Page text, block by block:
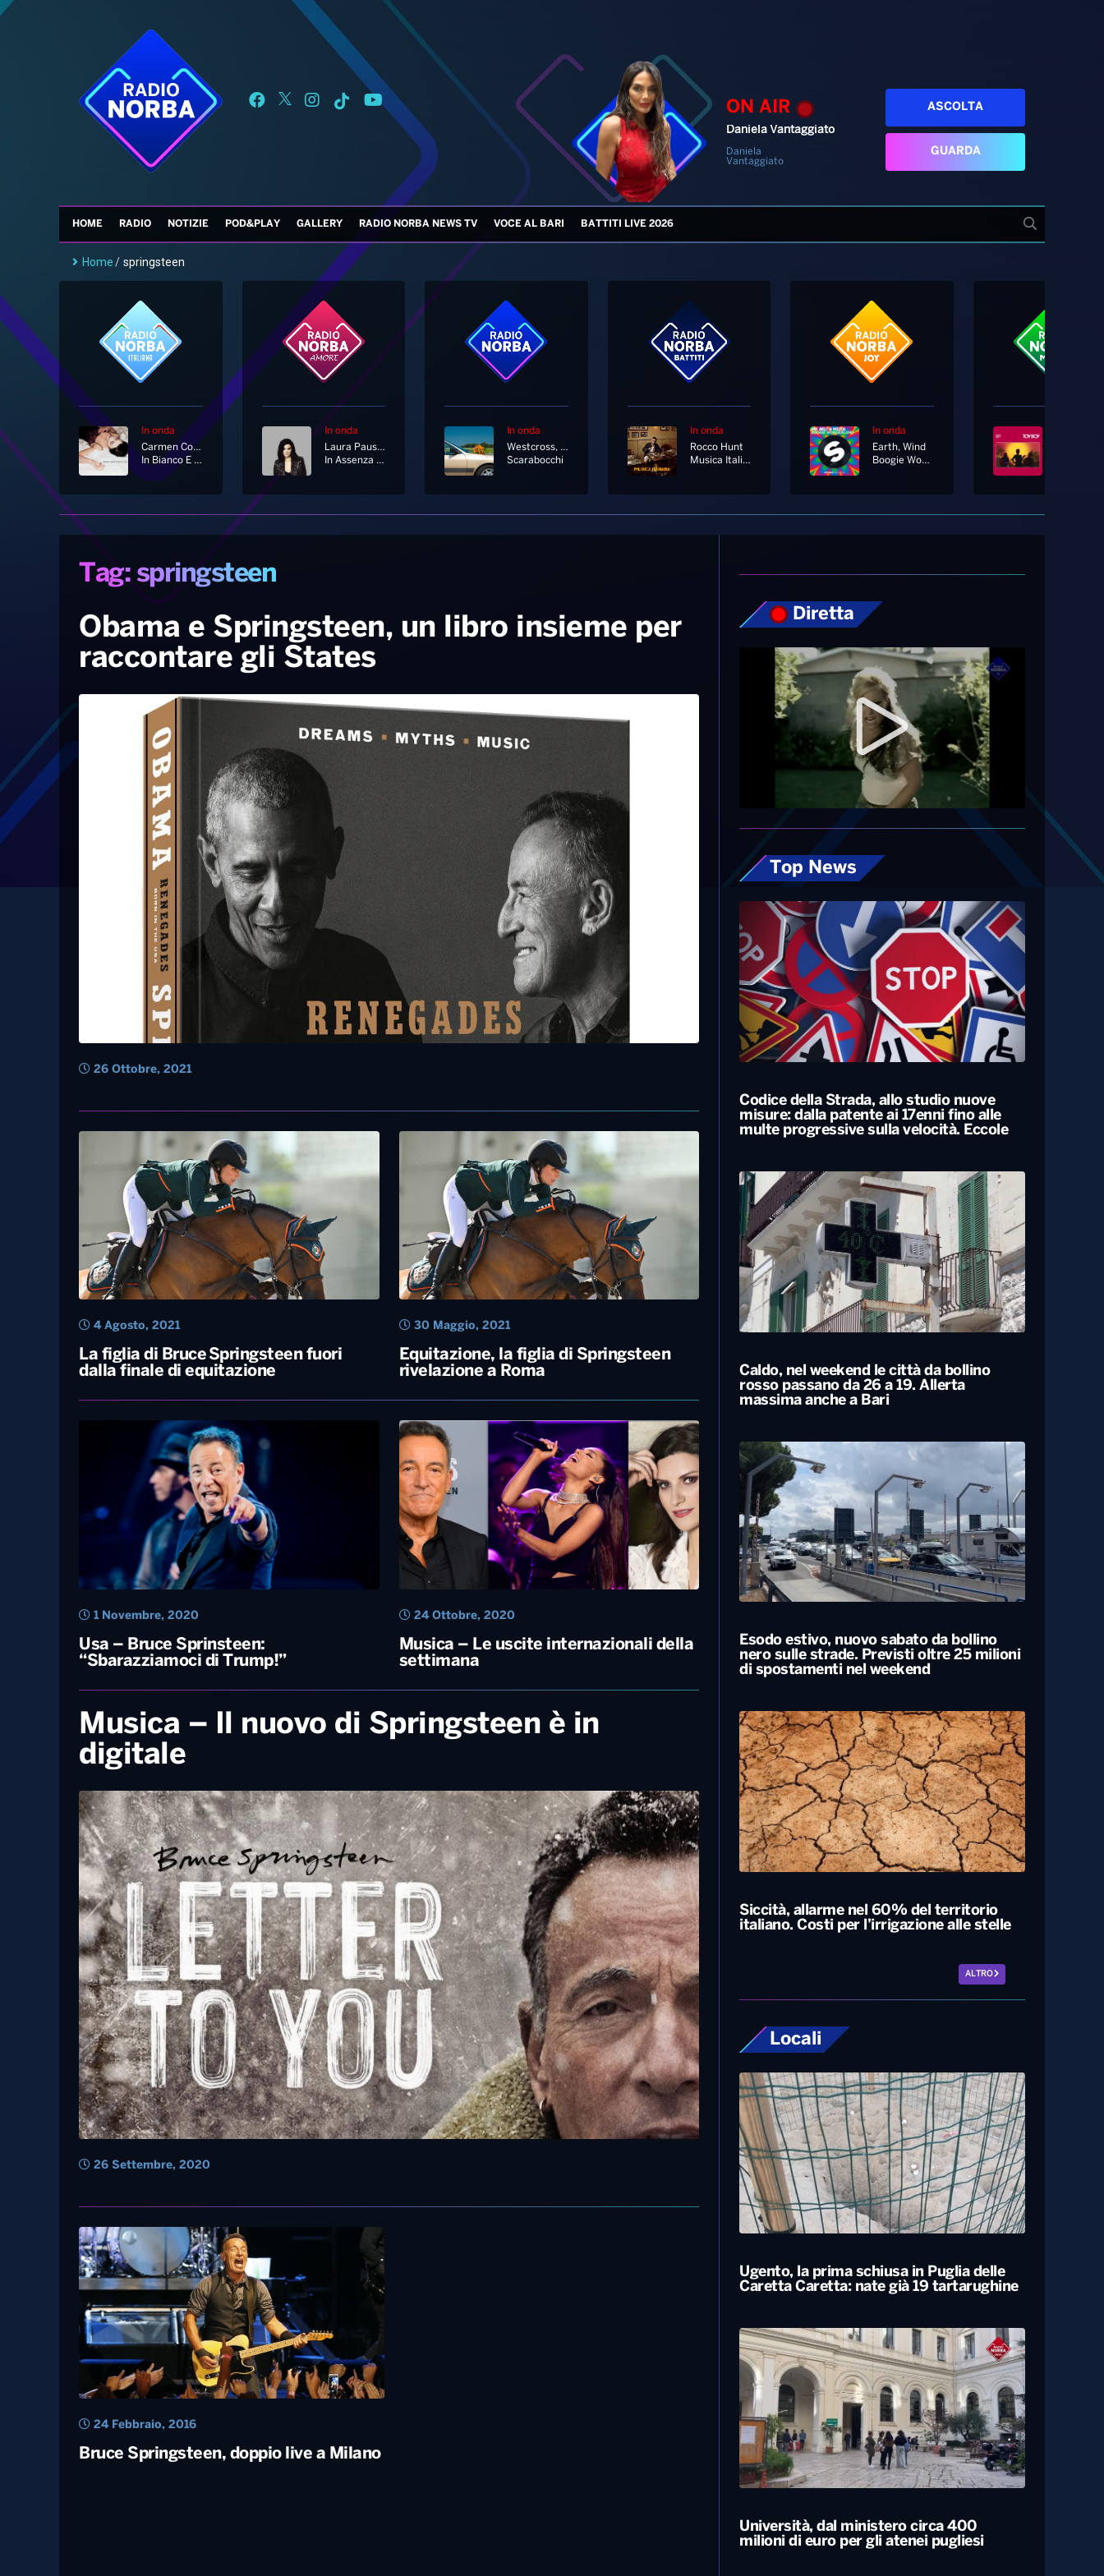
ON AIR
Daniela Vantaggiato
Daniela
Vantaggiato
ASCOLTA
GUARDA
HOME RADIO NOTIZIE POD&PLAY GALLERY RADIO NORBA NEWS TV VOCE AL BARI BATTITI LIVE 2026
Home/ springsteen
In onda
Carmen Consoli
In Bianco E Nero
In onda
Laura Pausini
In Assenza Di Te
In onda
Westcross, Frah Quintale
Scarabocchi
In onda
Rocco Hunt
Musica Italiana
In onda
Earth, Wind
Boogie Wonderland
Tag: springsteen
Obama e Springsteen, un libro insieme per
raccontare gli States
26 Ottobre, 2021
La figlia di Bruce Springsteen fuori
4 Agosto, 2021
Equitazione, la figlia di Springsteen
30 Maggio, 2021
Usa – Bruce Sprinsteen:
“Sbarazziamoci di Trump!”
1 Novembre, 2020
Musica – Le uscite internazionali della
settimana
24 Ottobre, 2020
Musica – Il nuovo di Springsteen è in
digitale
26 Settembre, 2020
Top News
Codice della Strada, allo studio nuove
Caldo, nel weekend le città da bollino
Esodo estivo, nuovo sabato da bollino
Siccità, allarme nel 60% del territorio
italiano. Costi per l’irrigazione alle stelle
ALTRO
Locali